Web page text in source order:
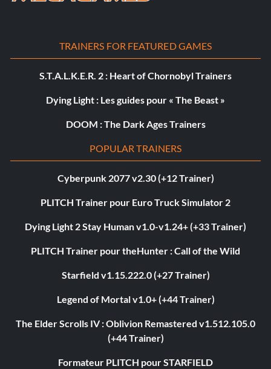
TRAINERS FOR FEATURED GAMES
S.T.A.L.K.E.R. 2 : Heart of Chornobyl Trainers
Dying Light : Les guides pour « The Beast »
DOOM : The Dark Ages Trainers
POPULAR TRAINERS
Cyberpunk 2077 v2.30 (+12 Trainer)
PLITCH Trainer pour Euro Truck Simulator 2
Dying Light 2 Stay Human v1.0-v1.24+ (+33 Trainer)
PLITCH Trainer pour theHunter : Call of the Wild
Starfield v1.15.222.0 (+27 Trainer)
Legend of Mortal v1.0+ (+44 Trainer)
The Elder Scrolls IV : Oblivion Remastered v1.512.105.0
(+44 Trainer)
Formateur PLITCH pour STARFIELD